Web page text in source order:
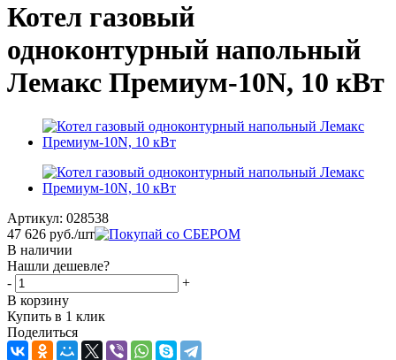
Котел газовый
одноконтурный напольный
Лемакс Премиум-10N, 10 кВт
Артикул: 028538
47 626 руб./шт
В наличии
Нашли дешевле?
-
+
В корзину
Купить в 1 клик
Поделиться